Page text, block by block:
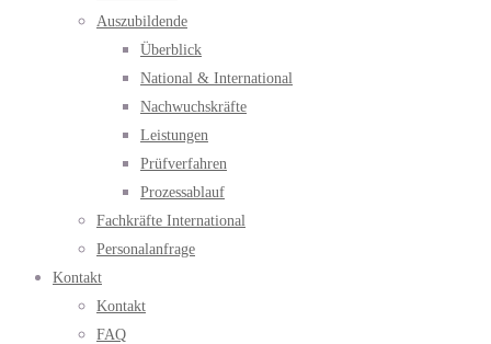
Auszubildende
Überblick
National & International
Nachwuchskräfte
Leistungen
Prüfverfahren
Prozessablauf
Fachkräfte International
Personalanfrage
Kontakt
Kontakt
FAQ